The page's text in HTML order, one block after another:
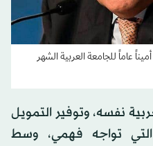
عاماً للجامعة العربية الشهر
نفسه، وتوفير التمويل
التي تواجه فهمي، وسط